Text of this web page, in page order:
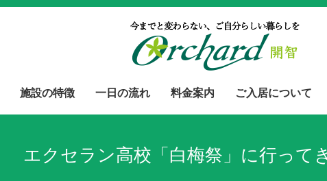
施設の特徴 一日の流れ 料金案内 ご入居について
エクセラン高校「白梅祭」に行って